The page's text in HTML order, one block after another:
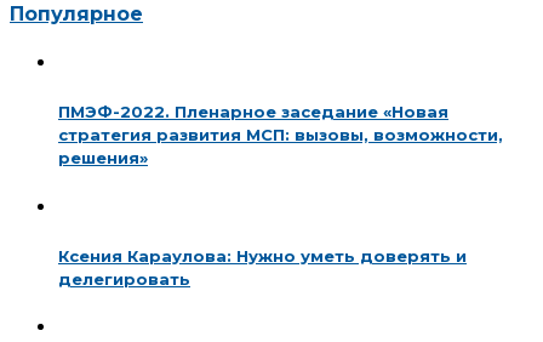
Популярное
ПМЭФ-2022. Пленарное заседание «Новая
стратегия развития МСП: вызовы, возможности,
решения»
Ксения Караулова: Нужно уметь доверять и
делегировать